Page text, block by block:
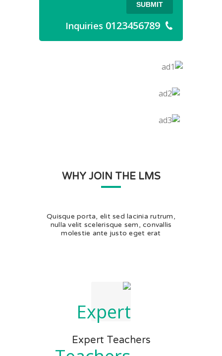
SUBMIT
Inquiries 0123456789
WHY JOIN THE LMS
Quisque porta, elit sed lacinia rutrum,
nulla velit scelerisque sem, convallis
molestie ante justo eget erat
Expert Teachers